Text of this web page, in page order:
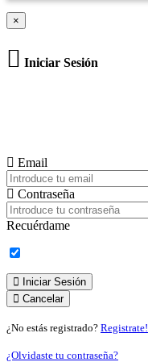
×
Iniciar Sesión
Email
Contraseña
Recuérdame
Iniciar Sesión
Cancelar
¿No estás registrado? Registrate!
¿Olvidaste tu contraseña?